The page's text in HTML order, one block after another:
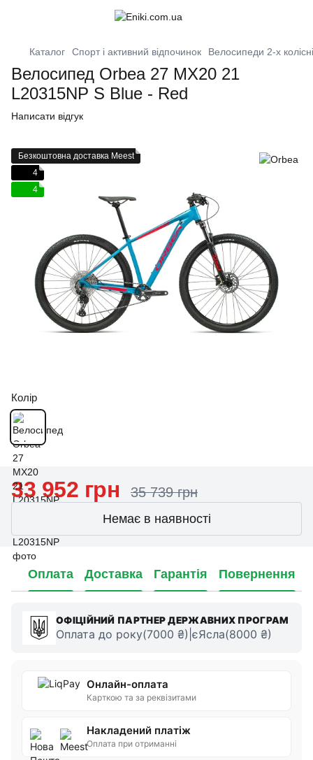
Каталог Спорт і активний відпочинок Велосипеди 2-х колісні
Велосипед Orbea 27 MX20 21
L20315NP S Blue - Red
Написати відгук
Безкоштовна доставка Meest
4
4
Колір
33 952 грн 35 739 грн
Немає в наявності
Оплата Доставка Гарантія Повернення
ОФІЦІЙНИЙ ПАРТНЕР ДЕРЖАВНИХ ПРОГРАМ
Оплата до року(7000 ₴)|єЯсла(8000 ₴)
Онлайн-оплата
Карткою та за реквізитами
Накладений платіж
Оплата при отриманні